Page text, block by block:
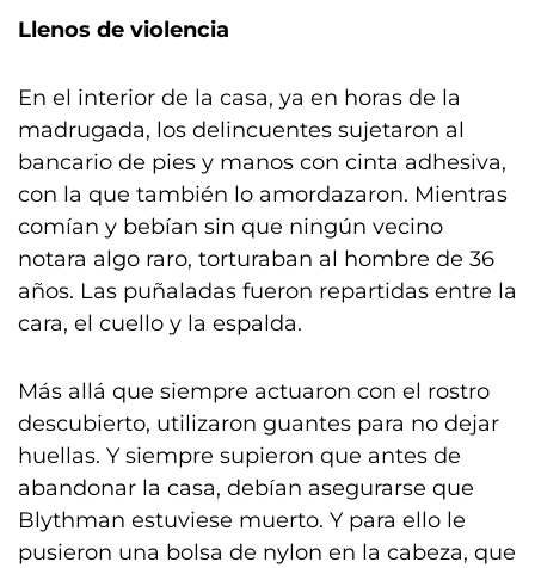
Llenos de violencia
En el interior de la casa, ya en horas de la
madrugada, los delincuentes sujetaron al
bancario de pies y manos con cinta adhesiva,
con la que también lo amordazaron. Mientras
comían y bebían sin que ningún vecino
notara algo raro, torturaban al hombre de 36
años. Las puñaladas fueron repartidas entre la
cara, el cuello y la espalda.
Más allá que siempre actuaron con el rostro
descubierto, utilizaron guantes para no dejar
huellas. Y siempre supieron que antes de
abandonar la casa, debían asegurarse que
Blythman estuviese muerto. Y para ello le
pusieron una bolsa de nylon en la cabeza, que